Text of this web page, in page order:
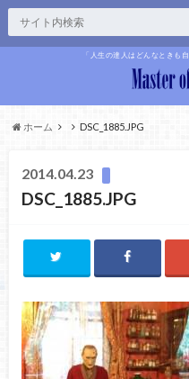
「人生の達人はどんなときも
ホーム DSC_1885.JPG
2014.04.23
DSC_1885.JPG